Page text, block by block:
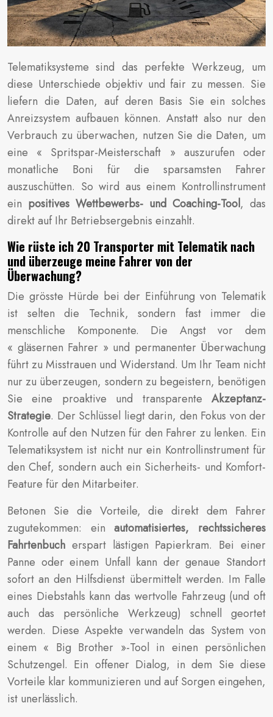
Telematiksysteme sind das perfekte Werkzeug, um
diese Unterschiede objektiv und fair zu messen. Sie
liefern die Daten, auf deren Basis Sie ein solches
Anreizsystem aufbauen können. Anstatt also nur den
Verbrauch zu überwachen, nutzen Sie die Daten, um
eine « Spritspar-Meisterschaft » auszurufen oder
monatliche Boni für die sparsamsten Fahrer
auszuschütten. So wird aus einem Kontrollinstrument
ein positives Wettbewerbs- und Coaching-Tool, das
direkt auf Ihr Betriebsergebnis einzahlt.
Wie rüste ich 20 Transporter mit Telematik nach
und überzeuge meine Fahrer von der
Überwachung?
Die grösste Hürde bei der Einführung von Telematik
ist selten die Technik, sondern fast immer die
menschliche Komponente. Die Angst vor dem
« gläsernen Fahrer » und permanenter Überwachung
führt zu Misstrauen und Widerstand. Um Ihr Team nicht
nur zu überzeugen, sondern zu begeistern, benötigen
Sie eine proaktive und transparente Akzeptanz-
Strategie. Der Schlüssel liegt darin, den Fokus von der
Kontrolle auf den Nutzen für den Fahrer zu lenken. Ein
Telematiksystem ist nicht nur ein Kontrollinstrument für
den Chef, sondern auch ein Sicherheits- und Komfort-
Feature für den Mitarbeiter.
Betonen Sie die Vorteile, die direkt dem Fahrer
zugutekommen: einautomatisiertes, rechtssicheres
Fahrtenbuch erspart lästigen Papierkram. Bei einer
Panne oder einem Unfall kann der genaue Standort
sofort an den Hilfsdienst übermittelt werden. Im Falle
eines Diebstahls kann das wertvolle Fahrzeug (und oft
auch das persönliche Werkzeug) schnell geortet
werden. Diese Aspekte verwandeln das System von
einem « Big Brother »-Tool in einen persönlichen
Schutzengel. Ein offener Dialog, in dem Sie diese
Vorteile klar kommunizieren und auf Sorgen eingehen,
ist unerlässlich.